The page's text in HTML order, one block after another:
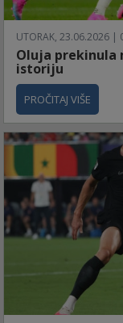
UTORAK, 23.06.2026 |
Oluja prekinula
istoriju
PROČITAJ VIŠE